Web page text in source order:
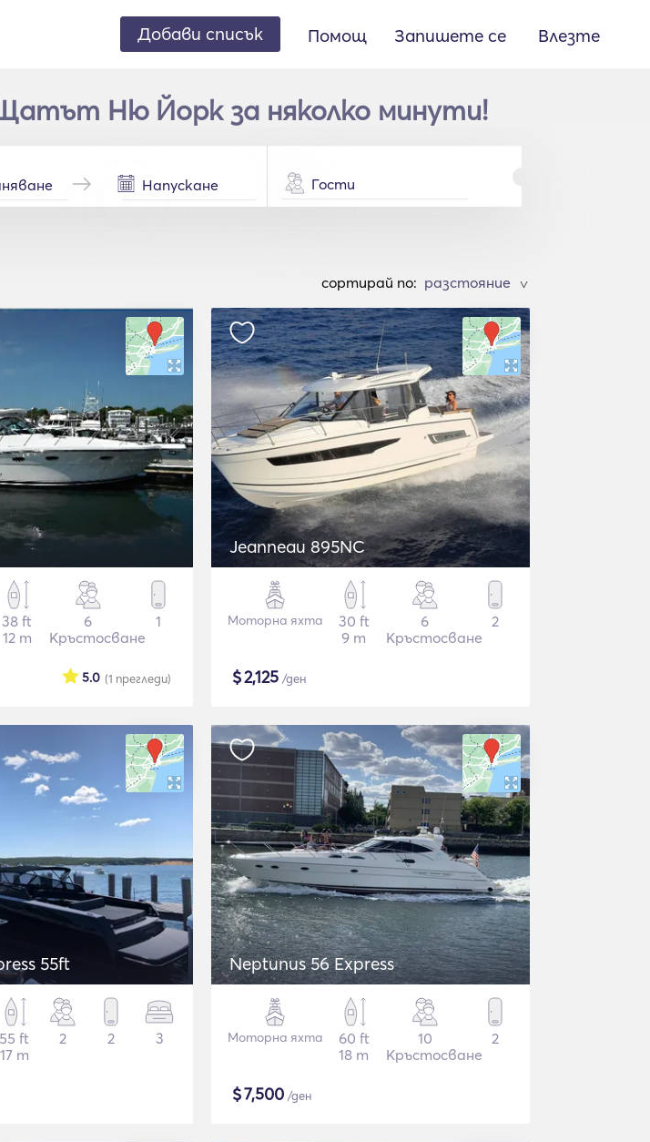
Добави списък Помощ Запишете се Влезте
Ню Йорк за няколко минути!
Гости
cортирай по: >
38 ft
12 m
6
Кръстосване
1
(1 прегледи)
5.0
Jeanneau 895NC
Моторна яхта
30 ft
9 m
6
Кръстосване
2
$2,125 /ден
55ft
55 ft
17 m
2 2 3
Neptunus 56 Express
Моторна яхта
60 ft
18 m
10
Кръстосване
2
$7,500 /ден